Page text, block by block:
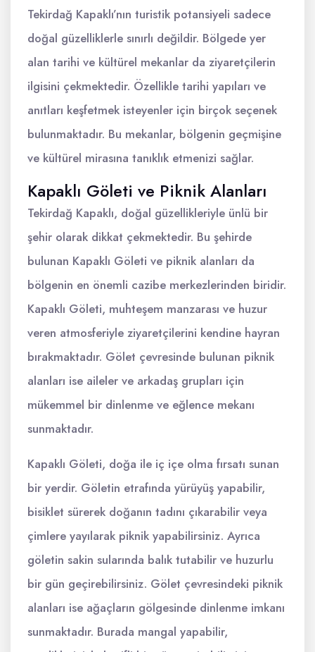
Tekirdağ Kapaklı’nın turistik potansiyeli sadece
doğal güzelliklerle sınırlı değildir. Bölgede yer
alan tarihi ve kültürel mekanlar da ziyaretçilerin
ilgisini çekmektedir. Özellikle tarihi yapıları ve
anıtları keşfetmek isteyenler için birçok seçenek
bulunmaktadır. Bu mekanlar, bölgenin geçmişine
ve kültürel mirasına tanıklık etmenizi sağlar.
Kapaklı Göleti ve Piknik Alanları
Tekirdağ Kapaklı, doğal güzellikleriyle ünlü bir
şehir olarak dikkat çekmektedir. Bu şehirde
bulunan Kapaklı Göleti ve piknik alanları da
bölgenin en önemli cazibe merkezlerinden biridir.
Kapaklı Göleti, muhteşem manzarası ve huzur
veren atmosferiyle ziyaretçilerini kendine hayran
bırakmaktadır. Gölet çevresinde bulunan piknik
alanları ise aileler ve arkadaş grupları için
mükemmel bir dinlenme ve eğlence mekanı
sunmaktadır.
Kapaklı Göleti, doğa ile iç içe olma fırsatı sunan
bir yerdir. Göletin etrafında yürüyüş yapabilir,
bisiklet sürerek doğanın tadını çıkarabilir veya
çimlere yayılarak piknik yapabilirsiniz. Ayrıca
göletin sakin sularında balık tutabilir ve huzurlu
bir gün geçirebilirsiniz. Gölet çevresindeki piknik
alanları ise ağaçların gölgesinde dinlenme imkanı
sunmaktadır. Burada mangal yapabilir,